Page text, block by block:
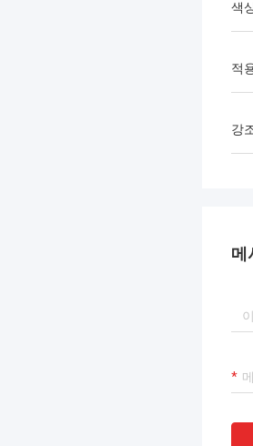
색
적
강
메